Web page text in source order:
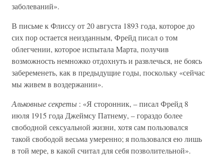
заболеваний».
В письме к Флиссу от 20 августа 1893 года, которое до
сих пор остается неизданным, Фрейд писал о том
облегчении, которое испытала Марта, получив
возможность немножко отдохнуть и развлечься, не боясь
забеременеть, как в предыдущие годы, поскольку «сейчас
мы живем в воздержании».
Альковные секреты : «Я сторонник, – писал Фрейд 8
июля 1915 года Джеймсу Патнему, – гораздо более
свободной сексуальной жизни, хотя сам пользовался
такой свободой весьма умеренно; я пользовался ею лишь
в той мере, в какой считал для себя позволительной».